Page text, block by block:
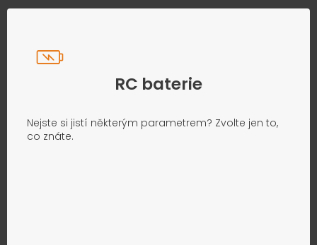
RC baterie
Nejste si jistí některým parametrem? Zvolte jen to,
co znáte.